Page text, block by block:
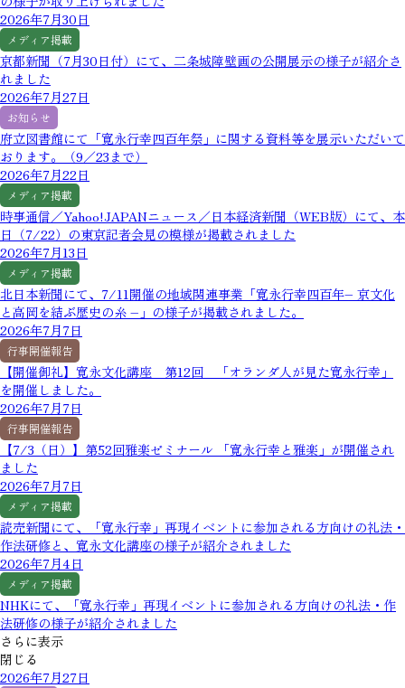
2026年7月30日
メディア掲載
京都新聞（7月30日付）にて、二条城障壁画の公開展示の様子が紹介さ
れました
2026年7月27日
お知らせ
府立図書館にて「寛永行幸四百年祭」に関する資料等を展示いただいて
おります。（9／23まで）
2026年7月22日
メディア掲載
時事通信／Yahoo!JAPANニュース／日本経済新聞（WEB版）にて、本
日（7/22）の東京記者会見の模様が掲載されました
2026年7月13日
メディア掲載
北日本新聞にて、7/11開催の地域関連事業「寛永行幸四百年– 京文化
と高岡を結ぶ歴史の糸 –」の様子が掲載されました。
2026年7月7日
行事開催報告
【開催御礼】寛永文化講座 第12回 「オランダ人が見た寛永行幸」
を開催しました。
2026年7月7日
行事開催報告
【7/3（日）】第52回雅楽ゼミナール 「寛永行幸と雅楽」が開催され
ました
2026年7月7日
メディア掲載
読売新聞にて、「寛永行幸」再現イベントに参加される方向けの礼法・
作法研修と、寛永文化講座の様子が紹介されました
2026年7月4日
メディア掲載
NHKにて、「寛永行幸」再現イベントに参加される方向けの礼法・作
法研修の様子が紹介されました
さらに表示
閉じる
2026年7月27日